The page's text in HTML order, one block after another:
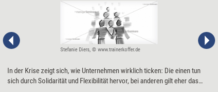
Stefanie Diers, © www.trainerkoffer.de
In der Krise zeigt sich, wie Unternehmen wirklich ticken: Die einen tun
sich durch Solidarität und Flexibilität hervor, bei anderen gilt eher das